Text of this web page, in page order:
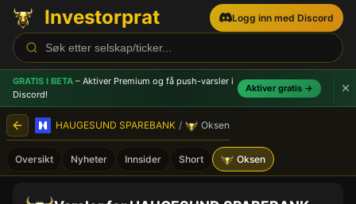
Investorprat Logg inn med Discord
GRATIS I BETA – Aktiver Premium og få push-varsler i
Discord!
Aktiver gratis →
HAUGESUND SPAREBANK / Oksen
Oversikt Nyheter Innsider Short Oksen